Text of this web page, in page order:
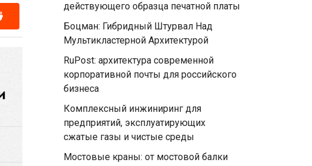
действующего образца печатной платы
Боцман: Гибридный Штурвал Над
Мультикластерной Архитектурой
RuPost: архитектура современной
корпоративной почты для российского
бизнеса
Комплексный инжиниринг для
предприятий, эксплуатирующих
сжатые газы и чистые среды
Мостовые краны: от мостовой балки